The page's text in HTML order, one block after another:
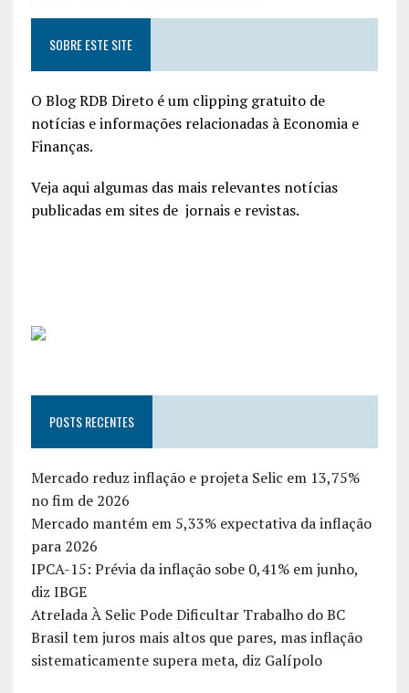
SOBRE ESTE SITE
O Blog RDB Direto é um clipping gratuito de
notícias e informações relacionadas à Economia e
Finanças.
Veja aqui algumas das mais relevantes notícias
publicadas em sites de jornais e revistas.
POSTS RECENTES
Mercado reduz inflação e projeta Selic em 13,75%
no fim de 2026
Mercado mantém em 5,33% expectativa da inflação
para 2026
IPCA-15: Prévia da inflação sobe 0,41% em junho,
diz IBGE
Atrelada À Selic Pode Dificultar Trabalho do BC
Brasil tem juros mais altos que pares, mas inflação
sistematicamente supera meta, diz Galípolo